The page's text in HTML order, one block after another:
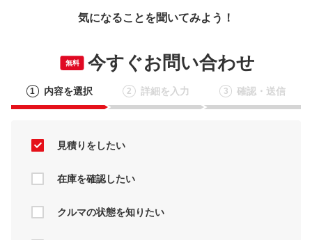
気になることを聞いてみよう！
無料 今すぐお問い合わせ
1 内容を選択 2 詳細を入力 3 確認・送信
見積りをしたい
在庫を確認したい
クルマの状態を知りたい